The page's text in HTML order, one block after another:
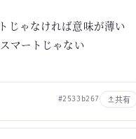
じゃなければ意味が薄い
マートじゃない
#2533b267 共有